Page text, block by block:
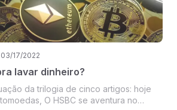
03/17/2022
lavar dinheiro?
da trilogia de cinco artigos: hoje
O HSBC se aventura no